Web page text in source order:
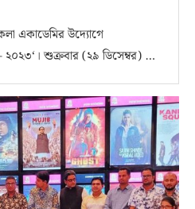
একাডেমির উদ্যোগে
২০২৩‘। শুক্রবার (২৯ ডিসেম্বর) …